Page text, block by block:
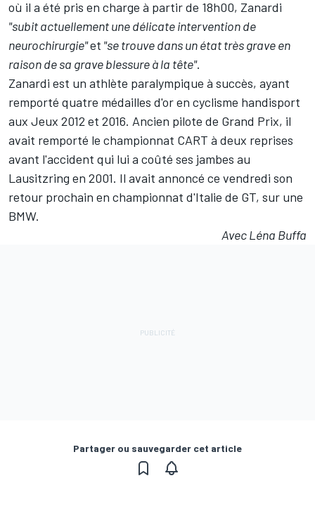
où il a été pris en charge à partir de 18h00, Zanardi
"subit actuellement une délicate intervention de
neurochirurgie"et "se trouve dans un état très grave en
raison de sa grave blessure à la tête".
Zanardi est un athlète paralympique à succès, ayant
remporté quatre médailles d'or en cyclisme handisport
aux Jeux 2012 et 2016. Ancien pilote de Grand Prix, il
avait remporté le championnat CART à deux reprises
avant l'accident qui lui a coûté ses jambes au
Lausitzring en 2001. Il avait annoncé ce vendredi son
retour prochain en championnat d'Italie de GT, sur une
BMW.
Avec Léna Buffa
Partager ou sauvegarder cet article